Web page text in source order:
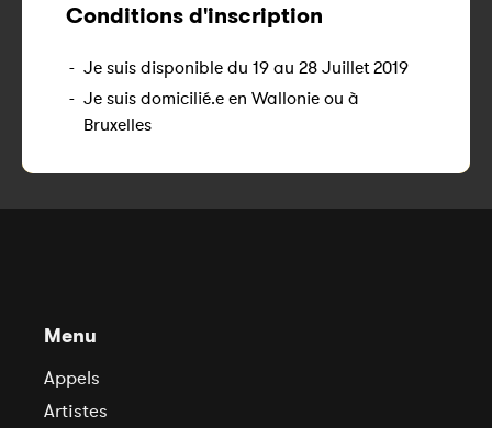
Conditions d'inscription
- Je suis disponible du 19 au 28 Juillet 2019
- Je suis domicilié.e en Wallonie ou à
Bruxelles
Menu
Appels
Artistes